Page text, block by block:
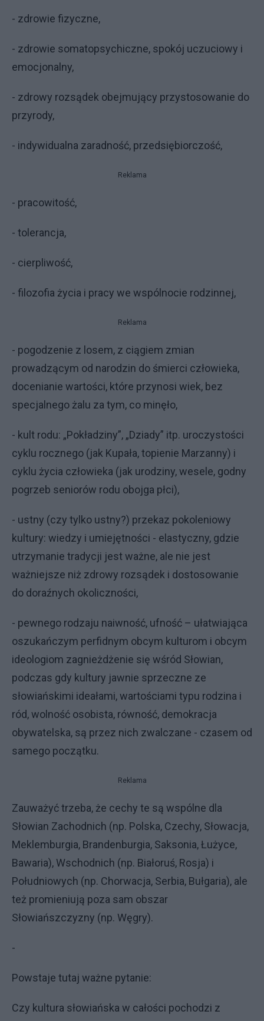
- zdrowie fizyczne,
- zdrowie somatopsychiczne, spokój uczuciowy i
emocjonalny,
- zdrowy rozsądek obejmujący przystosowanie do
przyrody,
- indywidualna zaradność, przedsiębiorczość,
Reklama
- pracowitość,
- tolerancja,
- cierpliwość,
- filozofia życia i pracy we wspólnocie rodzinnej,
Reklama
- pogodzenie z losem, z ciągiem zmian
prowadzącym od narodzin do śmierci człowieka,
docenianie wartości, które przynosi wiek, bez
specjalnego żalu za tym, co minęło,
- kult rodu: „Pokładziny”, „Dziady” itp. uroczystości
cyklu rocznego (jak Kupała, topienie Marzanny) i
cyklu życia człowieka (jak urodziny, wesele, godny
pogrzeb seniorów rodu obojga płci),
- ustny (czy tylko ustny?) przekaz pokoleniowy
kultury: wiedzy i umiejętności - elastyczny, gdzie
utrzymanie tradycji jest ważne, ale nie jest
ważniejsze niż zdrowy rozsądek i dostosowanie
do doraźnych okoliczności,
- pewnego rodzaju naiwność, ufność – ułatwiająca
oszukańczym perfidnym obcym kulturom i obcym
ideologiom zagnieżdżenie się wśród Słowian,
podczas gdy kultury jawnie sprzeczne ze
słowiańskimi ideałami, wartościami typu rodzina i
ród, wolność osobista, równość, demokracja
obywatelska, są przez nich zwalczane - czasem od
samego początku.
Reklama
Zauważyć trzeba, że cechy te są wspólne dla
Słowian Zachodnich (np. Polska, Czechy, Słowacja,
Meklemburgia, Brandenburgia, Saksonia, Łużyce,
Bawaria), Wschodnich (np. Białoruś, Rosja) i
Południowych (np. Chorwacja, Serbia, Bułgaria), ale
też promieniują poza sam obszar
Słowiańszczyzny (np. Węgry).
-
Powstaje tutaj ważne pytanie:
Czy kultura słowiańska w całości pochodzi z